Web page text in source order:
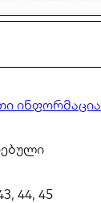
ინფორმაცია
44, 45